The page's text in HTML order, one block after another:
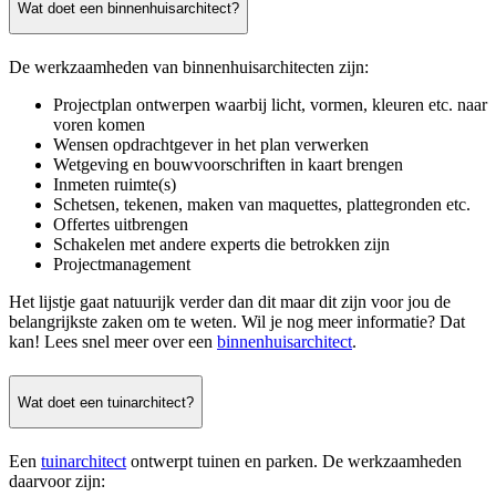
Wat doet een binnenhuisarchitect?
De werkzaamheden van binnenhuisarchitecten zijn:
Projectplan ontwerpen waarbij licht, vormen, kleuren etc. naar
voren komen
Wensen opdrachtgever in het plan verwerken
Wetgeving en bouwvoorschriften in kaart brengen
Inmeten ruimte(s)
Schetsen, tekenen, maken van maquettes, plattegronden etc.
Offertes uitbrengen
Schakelen met andere experts die betrokken zijn
Projectmanagement
Het lijstje gaat natuurijk verder dan dit maar dit zijn voor jou de
belangrijkste zaken om te weten. Wil je nog meer informatie? Dat
kan! Lees snel meer over een binnenhuisarchitect.
Wat doet een tuinarchitect?
Een tuinarchitect ontwerpt tuinen en parken. De werkzaamheden
daarvoor zijn: